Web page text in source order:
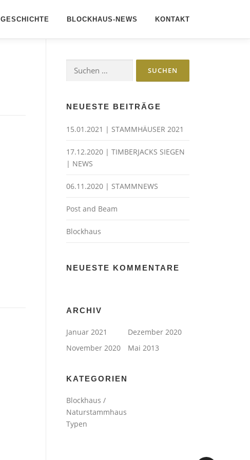
GESCHICHTE BLOCKHAUS-NEWS KONTAKT
Suchen
nach:
NEUESTE BEITRÄGE
15.01.2021 | STAMMHÄUSER 2021
17.12.2020 | TIMBERJACKS SIEGEN
| NEWS
06.11.2020 | STAMMNEWS
Post and Beam
Blockhaus
NEUESTE KOMMENTARE
ARCHIV
Januar 2021
Dezember 2020
November 2020
Mai 2013
KATEGORIEN
Blockhaus /
Naturstammhaus
Typen